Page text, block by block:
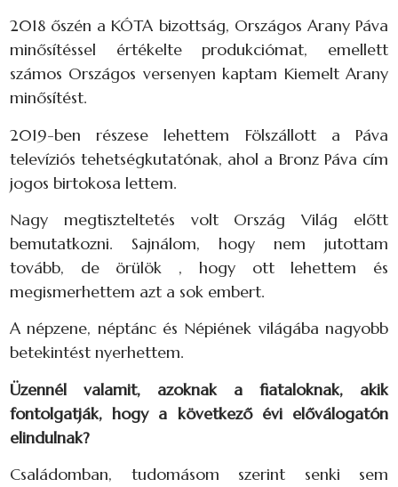
2018 őszén a KÓTA bizottság, Országos Arany Páva
minősítéssel értékelte produkciómat, emellett
számos Országos versenyen kaptam Kiemelt Arany
minősítést.
2019-ben részese lehettem Fölszállott a Páva
televíziós tehetségkutatónak, ahol a Bronz Páva cím
jogos birtokosa lettem.
Nagy megtiszteltetés volt Ország Világ előtt
bemutatkozni. Sajnálom, hogy nem jutottam
tovább, de örülök , hogy ott lehettem és
megismerhettem azt a sok embert.
A népzene, néptánc és Népiének világába nagyobb
betekintést nyerhettem.
Üzennél valamit, azoknak a fiataloknak, akik
fontolgatják, hogy a következő évi előválogatón
elindulnak?
Családomban, tudomásom szerint senki sem